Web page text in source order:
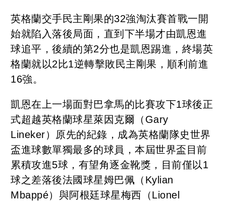
英格蘭交手民主剛果的32強淘汰賽首戰一開
始就陷入落後局面，直到下半場才由凱恩進
球追平，後續的第2分也是凱恩踢進，終場英
格蘭就以2比1逆轉擊敗民主剛果，順利前進
16強。
凱恩在上一場面對巴拿馬的比賽攻下1球後正
式超越英格蘭球星萊因克爾（Gary
Lineker）原先的紀錄，成為英格蘭隊史世界
盃進球數單獨最多的球員，本屆世界盃目前
累積攻進5球，有望角逐金靴獎，目前僅以1
球之差落後法國球星姆巴佩（Kylian
Mbappé）與阿根廷球星梅西（Lionel